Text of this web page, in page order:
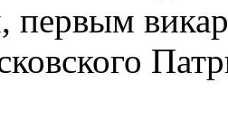
первым